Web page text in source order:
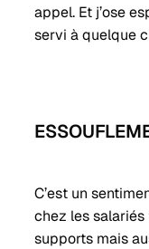
appel. Et j’ose
servi à quelque
C’est un
chez les
supports mais